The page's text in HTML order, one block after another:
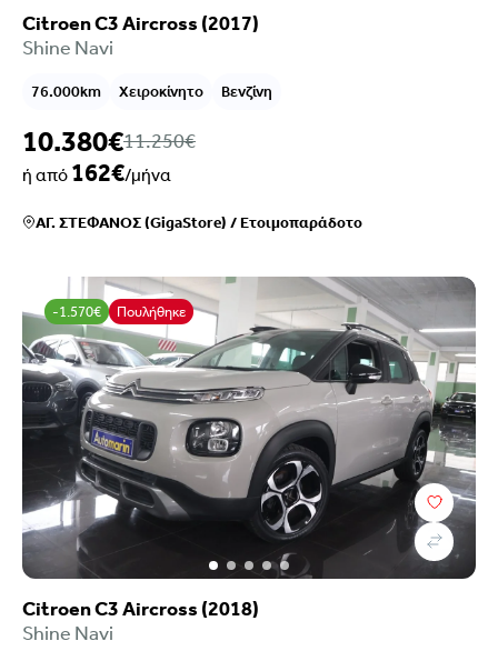
Citroen C3 Aircross (2017)
Shine Navi
76.000km Χειροκίνητο Βενζίνη
10.380€11.250€
ή από 162€/μήνα
ΑΓ. ΣΤΕΦΑΝΟΣ (GigaStore) /Ετοιμοπαράδοτο
-1.570€ Πουλήθηκε
Citroen C3 Aircross (2018)
Shine Navi